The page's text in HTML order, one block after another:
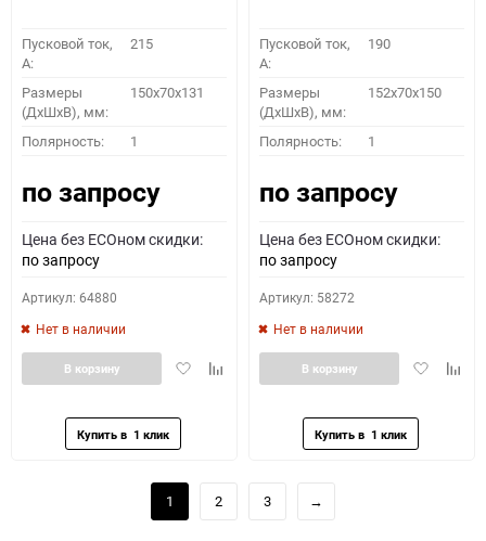
Пусковой ток,
A:
215
Размеры
(ДхШхВ), мм:
150x70x131
Полярность: 1
по запросу
Цена без ECOном скидки:
по запросу
Артикул: 64880
Нет в наличии
ДобавитьДобавить
В корзину
Пусковой ток,
A:
190
Размеры
(ДхШхВ), мм:
152x70x150
Полярность: 1
по запросу
Цена без ECOном скидки:
по запросу
Артикул: 58272
Нет в наличии
Добавить
В корзину
1 2 3 →